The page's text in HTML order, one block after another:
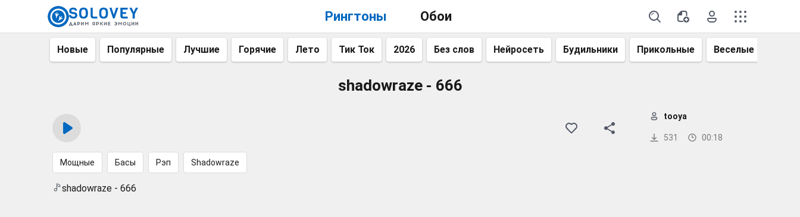
Рингтоны Обои
Новые Популярные Лучшие Горячие Лето Тик Ток 2026 Без слов Нейросеть Будильники Прикольные Веселые
shadowraze - 666
531 00:18
tooya
Мощные Басы Рэп Shadowraze
shadowraze - 666